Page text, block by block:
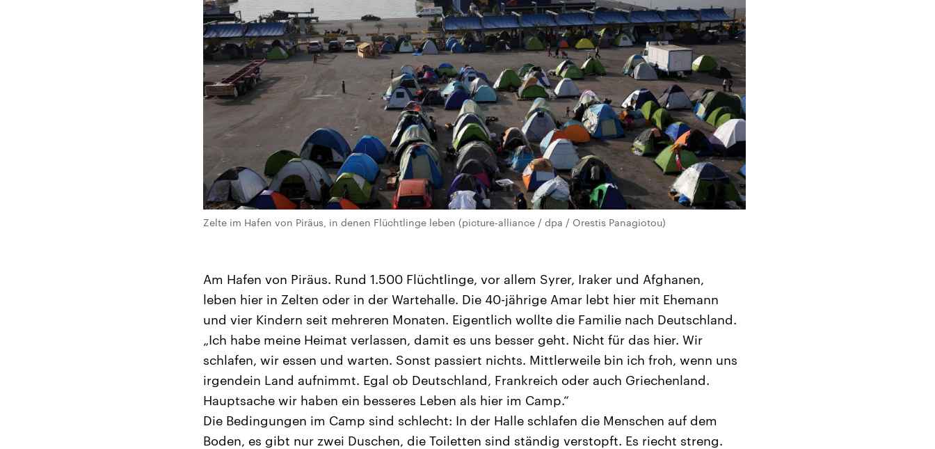
Zelte im Hafen von Piräus, in denen Flüchtlinge leben (picture-alliance / dpa / Orestis Panagiotou)
Am Hafen von Piräus. Rund 1.500 Flüchtlinge, vor allem Syrer, Iraker und Afghanen,
leben hier in Zelten oder in der Wartehalle. Die 40-jährige Amar lebt hier mit Ehemann
und vier Kindern seit mehreren Monaten. Eigentlich wollte die Familie nach Deutschland.
„Ich habe meine Heimat verlassen, damit es uns besser geht. Nicht für das hier. Wir
schlafen, wir essen und warten. Sonst passiert nichts. Mittlerweile bin ich froh, wenn uns
irgendein Land aufnimmt. Egal ob Deutschland, Frankreich oder auch Griechenland.
Hauptsache wir haben ein besseres Leben als hier im Camp.“
Die Bedingungen im Camp sind schlecht: In der Halle schlafen die Menschen auf dem
Boden, es gibt nur zwei Duschen, die Toiletten sind ständig verstopft. Es riecht streng.